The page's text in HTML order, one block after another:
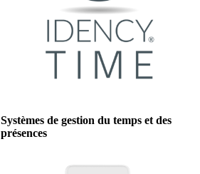
Systèmes de gestion du temps et des
présences